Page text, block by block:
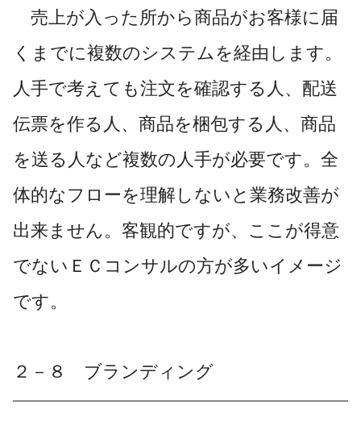
売上が入った所から商品がお客様に届
くまでに複数のシステムを経由します。
人手で考えても注文を確認する人、配送
伝票を作る人、商品を梱包する人、商品
を送る人など複数の人手が必要です。全
体的なフローを理解しないと業務改善が
出来ません。客観的ですが、ここが得意
でないＥＣコンサルの方が多いイメージ
です。
２－８ ブランディング